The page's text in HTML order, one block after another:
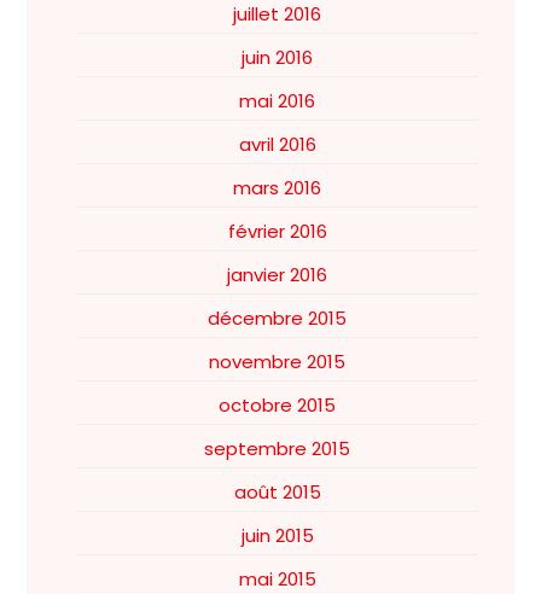
juillet 2016
juin 2016
mai 2016
avril 2016
mars 2016
février 2016
janvier 2016
décembre 2015
novembre 2015
octobre 2015
septembre 2015
août 2015
juin 2015
mai 2015